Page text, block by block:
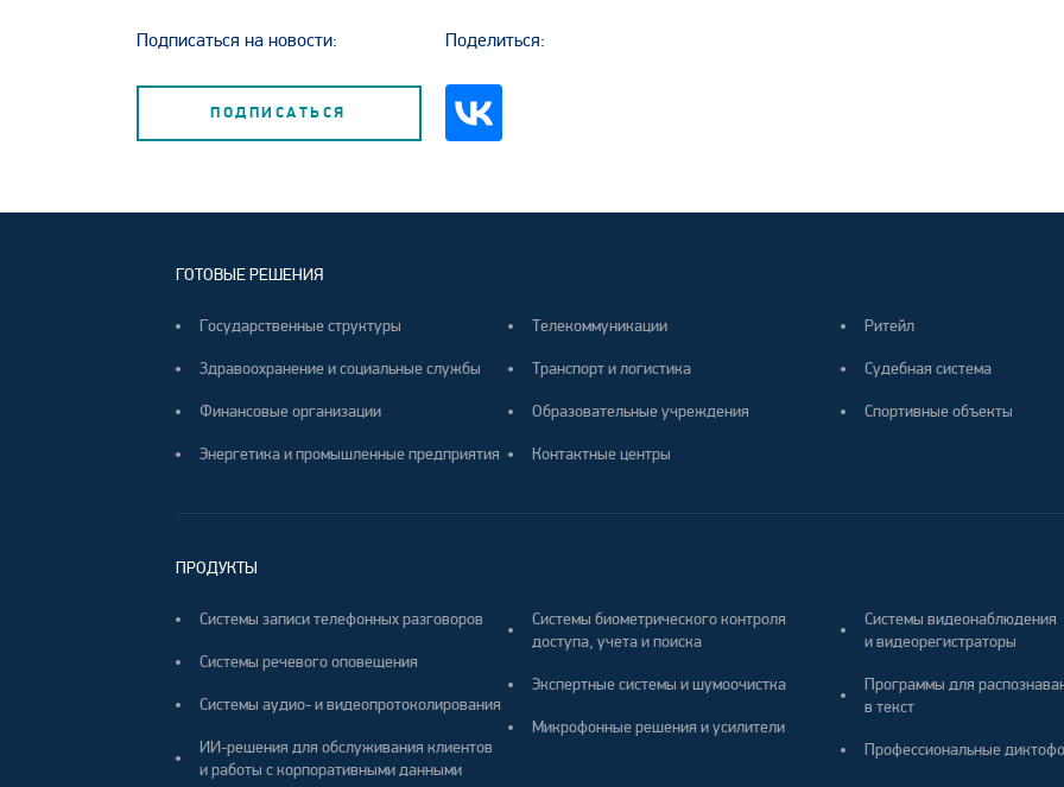
Подписаться на новости:
ПОДПИСАТЬСЯ
Поделиться:
ГОТОВЫЕ РЕШЕНИЯ
Государственные структуры
Здравоохранение и социальные службы
Финансовые организации
Энергетика и промышленные предприятия
Телекоммуникации
Транспорт и логистика
Образовательные учреждения
Контактные центры
Ритейл
Судебная система
Спортивные объекты
ПРОДУКТЫ
Системы записи телефонных разговоров
Системы речевого оповещения
Системы аудио- и видеопротоколирования
ИИ-решения для обслуживания клиентов
и работы с корпоративными данными
Системы биометрического контроля
доступа, учета и поиска
Экспертные системы и шумоочистка
Микрофонные решения и усилители
Системы видеонаблюдения
и видеорегистраторы
Программы для
в текст
Профессиональные